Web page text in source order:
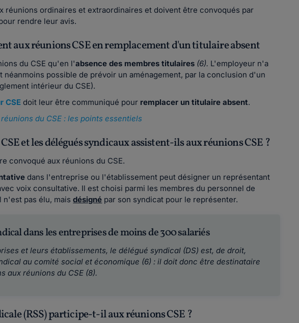
réunions ordinaires et extraordinaires et doivent être convoqués par
rendre leur avis.
aux réunions CSE en remplacement d'un titulaire absent
du CSE qu'en l'absence des membres titulaires (6). L'employeur n'a
néanmoins possible de prévoir un aménagement, par la conclusion d'un
intérieur du CSE).
CSE doit leur être communiqué pour remplacer un titulaire absent.
du CSE : les points essentiels
et les délégués syndicaux assistent-ils aux réunions CSE ?
convoqué aux réunions du CSE.
dans l'entreprise ou l'établissement peut désigner un représentant
voix consultative. Il est choisi parmi les membres du personnel de
n'est pas élu, maisdésigné par son syndicat pour le représenter.
dans les entreprises de moins de 300 salariés
et leurs établissements, le délégué syndical (DS) est, de droit,
au comité social et économique (6) : il doit donc être destinataire
aux réunions du CSE (8).
(RSS) participe-t-il aux réunions CSE ?